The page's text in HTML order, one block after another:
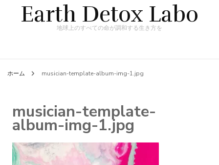
Earth Detox Labo
地球上のすべての命が調和する生き方を
ホーム musician-template-album-img-1.jpg
musician-template-
album-img-1.jpg